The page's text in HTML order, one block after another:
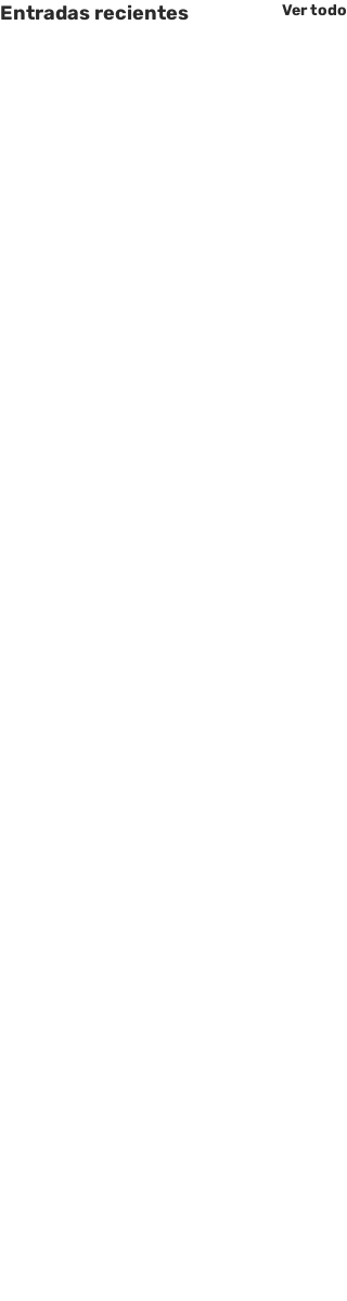
Entradas recientes Ver todo